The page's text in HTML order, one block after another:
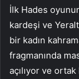
İlk Hades
kardeşi ve
bir kadın
fragmanında
açılıyor ve